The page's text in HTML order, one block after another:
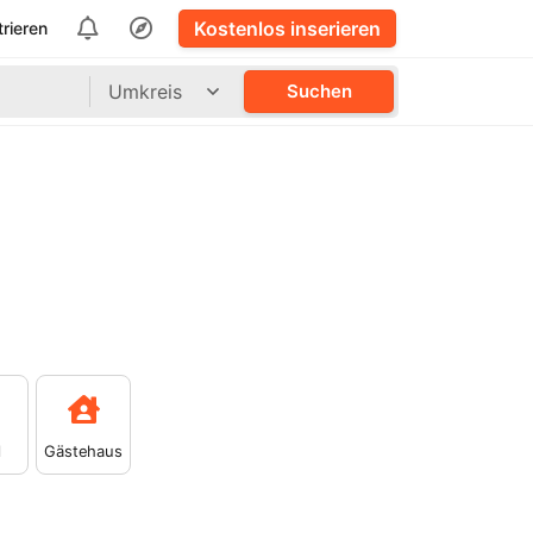
Kostenlos inserieren
Umkreis Suchen
Gästehaus